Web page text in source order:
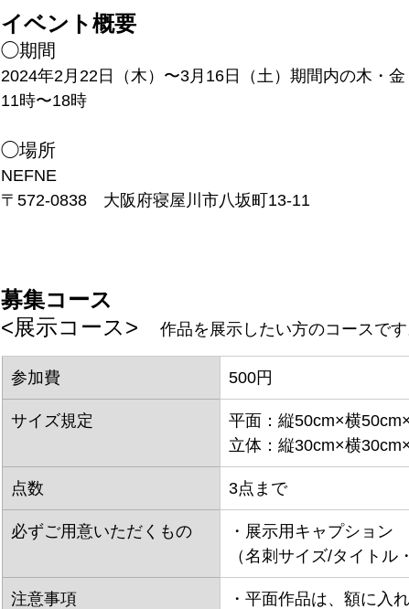
イベント概要
◯期間
2024年2月22日（木）〜3月16日（土）期間内の木・金
11時〜18時
◯場所
NEFNE
〒572-0838　大阪府寝屋川市八坂町13-11
募集コース
<展示コース>
作品を展示したい方のコースです
参加費 500円
サイズ規定
平面：縦50cm×横
立体：縦30cm×横
点数 3点まで
必ずご用意いただくもの
・展示用キャプション
（名刺サイズ/タイトル
注意事項
・平面作品は、額に入